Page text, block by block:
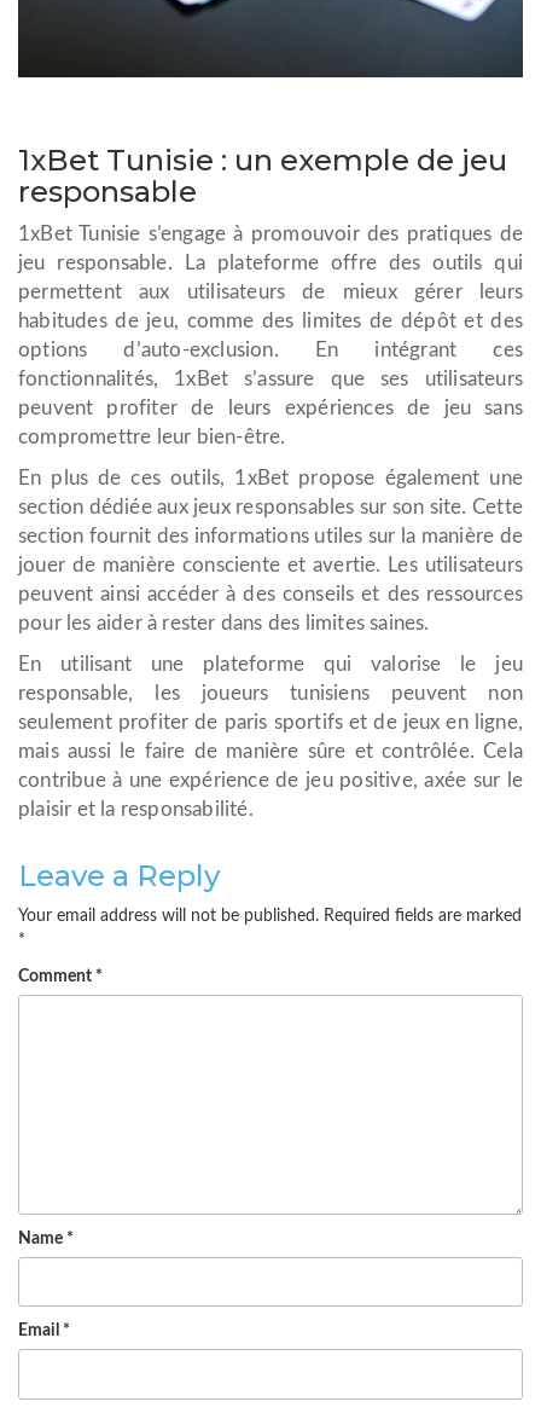
1xBet Tunisie : un exemple de jeu
responsable
1xBet Tunisie s’engage à promouvoir des pratiques de
jeu responsable. La plateforme offre des outils qui
permettent aux utilisateurs de mieux gérer leurs
habitudes de jeu, comme des limites de dépôt et des
options d’auto-exclusion. En intégrant ces
fonctionnalités, 1xBet s’assure que ses utilisateurs
peuvent profiter de leurs expériences de jeu sans
compromettre leur bien-être.
En plus de ces outils, 1xBet propose également une
section dédiée aux jeux responsables sur son site. Cette
section fournit des informations utiles sur la manière de
jouer de manière consciente et avertie. Les utilisateurs
peuvent ainsi accéder à des conseils et des ressources
pour les aider à rester dans des limites saines.
En utilisant une plateforme qui valorise le jeu
responsable, les joueurs tunisiens peuvent non
seulement profiter de paris sportifs et de jeux en ligne,
mais aussi le faire de manière sûre et contrôlée. Cela
contribue à une expérience de jeu positive, axée sur le
plaisir et la responsabilité.
Leave a Reply
Your email address will not be published. Required fields are marked
*
Comment *
Name *
Email *